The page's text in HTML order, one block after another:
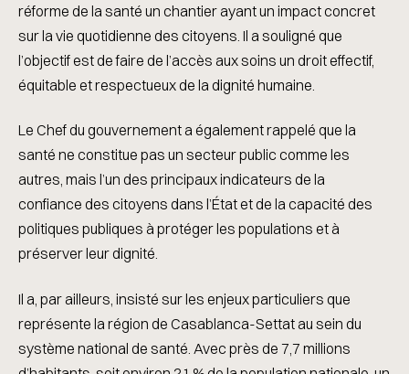
réforme de la santé un chantier ayant un impact concret
sur la vie quotidienne des citoyens. Il a souligné que
l’objectif est de faire de l’accès aux soins un droit effectif,
équitable et respectueux de la dignité humaine.
Le Chef du gouvernement a également rappelé que la
santé ne constitue pas un secteur public comme les
autres, mais l’un des principaux indicateurs de la
confiance des citoyens dans l’État et de la capacité des
politiques publiques à protéger les populations et à
préserver leur dignité.
Il a, par ailleurs, insisté sur les enjeux particuliers que
représente la région de Casablanca-Settat au sein du
système national de santé. Avec près de 7,7 millions